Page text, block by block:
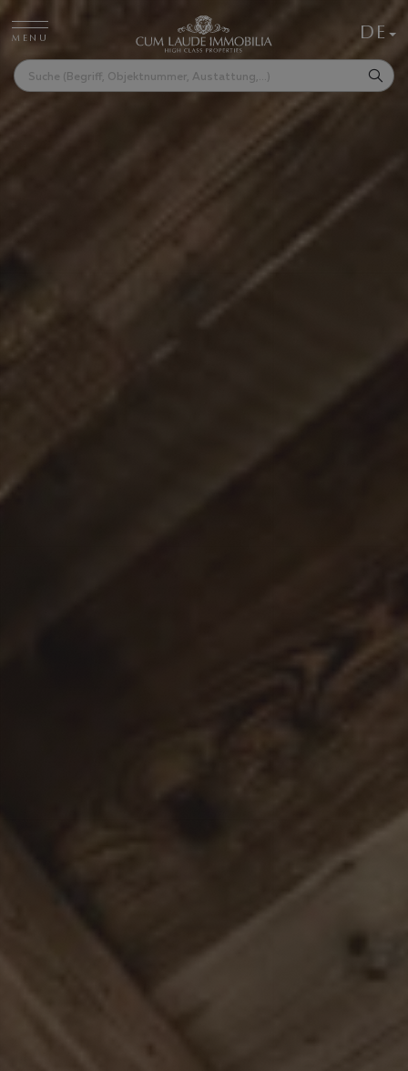
MENU DE